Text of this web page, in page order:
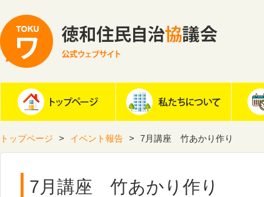
トップページ イベント報告 7月講座 竹あかり作り
7月講座 竹あかり作り